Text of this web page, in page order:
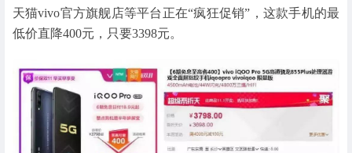
天猫vivo官方旗舰店等平台正在“疯狂促销”，这款手机的最
低价直降400元，只要3398元。